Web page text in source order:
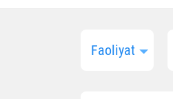
Faoliyat